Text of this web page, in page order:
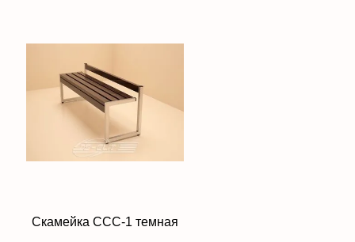
Скамейка ССС-1 темная